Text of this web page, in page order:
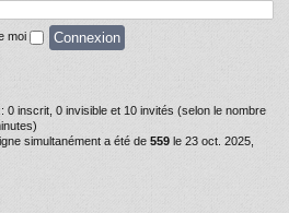
moi
0 inscrit, 0 invisible et 10 invités (selon le nombre
simultanément a été de 559 le 23 oct. 2025,